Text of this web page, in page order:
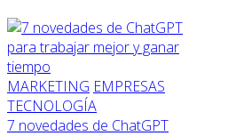
MARKETING EMPRESAS
TECNOLOGÍA
7 novedades de ChatGPT